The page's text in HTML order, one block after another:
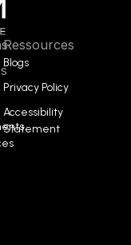
Ressources
Blogs
Privacy Policy
Accessibility
Statement